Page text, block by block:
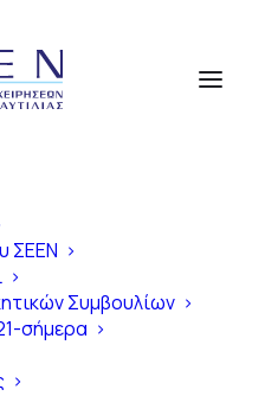
ΣΕΕΝ
Συμβουλίων
σήμερα